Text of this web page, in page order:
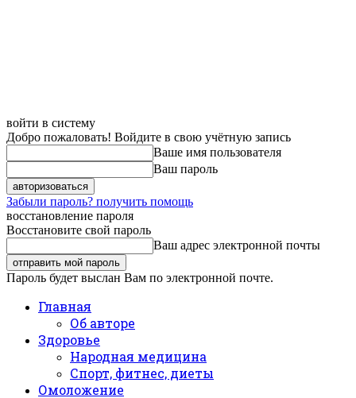
войти в систему
Добро пожаловать! Войдите в свою учётную запись
Ваше имя пользователя
Ваш пароль
Забыли пароль? получить помощь
восстановление пароля
Восстановите свой пароль
Ваш адрес электронной почты
Пароль будет выслан Вам по электронной почте.
Главная
Об авторе
Здоровье
Народная медицина
Спорт, фитнес, диеты
Омоложение